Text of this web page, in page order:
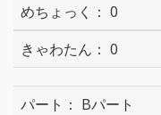
0
0
Bパート